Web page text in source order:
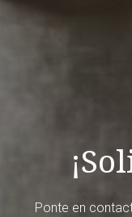
Ponte en